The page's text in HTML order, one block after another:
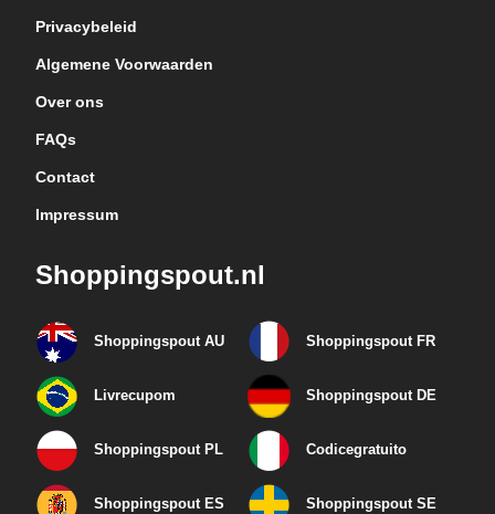
Privacybeleid
Algemene Voorwaarden
Over ons
FAQs
Contact
Impressum
Shoppingspout.nl
Shoppingspout AU Shoppingspout FR
Livrecupom Shoppingspout DE
Shoppingspout PL Codicegratuito
Shoppingspout ES Shoppingspout SE